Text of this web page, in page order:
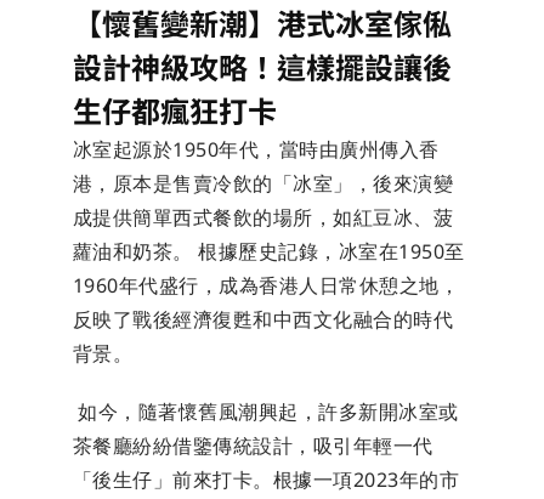
【懷舊變新潮】港式冰室傢俬
設計神級攻略！這樣擺設讓後
生仔都瘋狂打卡
冰室起源於1950年代，當時由廣州傳入香
港，原本是售賣冷飲的「冰室」，後來演變
成提供簡單西式餐飲的場所，如紅豆冰、菠
蘿油和奶茶。 根據歷史記錄，冰室在1950至
1960年代盛行，成為香港人日常休憩之地，
反映了戰後經濟復甦和中西文化融合的時代
背景。
如今，隨著懷舊風潮興起，許多新開冰室或
茶餐廳紛紛借鑒傳統設計，吸引年輕一代
「後生仔」前來打卡。根據一項2023年的市